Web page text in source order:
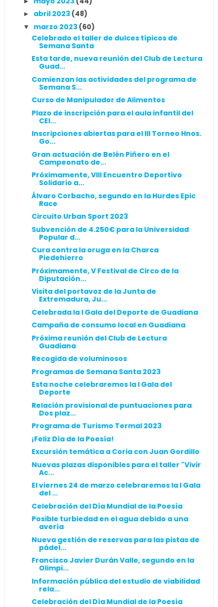
► abril 2023 (48)
▼ marzo 2023 (60)
Celebrado el taller de dulces típicos de
Semana Santa
Esta tarde, nueva reunión del Club de Lectura
Guad...
Comienzan las actividades del programa de
Semana S...
Curso de Manipulador de Alimentos
Plazo de inscripción para el aula infantil del
CEI...
Inscripciones abiertas para el III Torneo Hnos.
Go...
Gran actuación de Belén Piñero en el
Campeonato de...
Próximamente, VIII Encuentro Deportivo
Solidario a...
Álvaro Corbacho, segundo en la Hurdes Epic
Race
Circuito Urban Sport 2023
Subvención de 4.250€ para la Universidad
Popular d...
Cura contra la oruga en la Charca
Piedehierro
Próximamente, V Festival de Circo de la
Diputación...
Visita del portavoz de la Junta de
Extremadura, Ju...
Celebrada la I Gala del Deporte de Guadiana
Campaña de consumo local en Guadiana
Próxima reunión del Club de Lectura
Guadiana
Recogida de voluminosos
Programas de Semana Santa 2023
Esta noche celebraremos la I Gala del
Deporte
Relación provisional de puntuaciones para
Dos plaz...
Programa de Turismo Termal 2023
¡Feliz Día de la Poesía!
Excursión temática a Coria con Juan Gordillo
Nuevas plazas disponibles para el taller "Vivir
Ac...
El viernes 24 de marzo celebraremos la I Gala
del ...
Celebración del Día Mundial de la Poesía
Posible turbiedad en el agua debido a una
avería
Nueva gestión de reservas para las pistas de
pádel...
Francisco Javier Durán Valle, segundo en la
Olimpi...
Información pública del estudio de viabilidad
rela...
Celebración del Día Mundial de la Poesía